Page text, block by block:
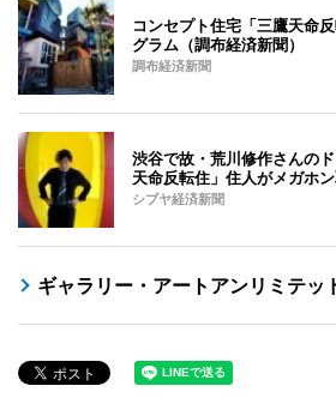
コンセプト住宅「三鷹天命
グラム（調布経済新聞）
調布経済新聞
渋谷で故・荒川修作さんの
天命反転住」住人がメガホ
シブヤ経済新聞
ギャラリー・アートアンリミテッ